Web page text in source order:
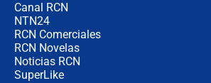
Canal RCN
NTN24
RCN Comerciales
RCN Novelas
Noticias RCN
SuperLike